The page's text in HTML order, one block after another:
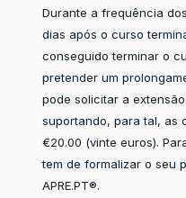
Durante a frequência
dias após o curso
conseguido terminar o
pretender um
pode solicitar a
suportando, para tal, as
€20.00 (vinte euros).
tem de formalizar o seu
APRE.PT®.